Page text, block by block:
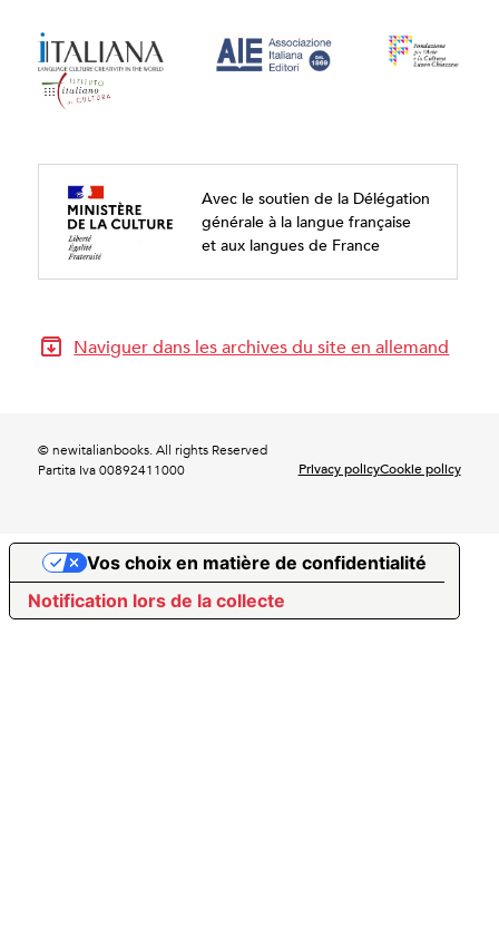
Avec le soutien de la Délégation
générale à la langue française
et aux langues de France
Naviguer dans les archives du site en allemand
© newitalianbooks. All rights Reserved
Partita Iva 00892411000
Privacy policyCookie policy
Notification lors de la collecte
Vos choix en matière de confidentialité